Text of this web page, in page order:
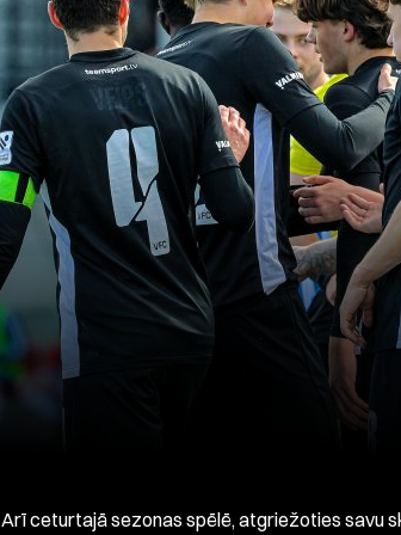
Arī ceturtajā sezonas spēlē, atgriežoties savu